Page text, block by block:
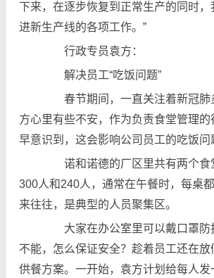
下来，在逐步恢复到正常生产的同时，
进新生产线的各项工作。”
行政专员袁方：
解决员工“吃饭问题”
春节期间，一直关注着新冠肺
方心里有些不安，作为负责食堂管理
早意识到，这会影响公司员工的吃饭问
诺和诺德的厂区里共有两个食
300人和240人，通常在午餐时，每桌
来往往，是典型的人员聚集区。
大家在办公室里可以戴口罩防
不能，怎么保证安全？趁着员工还在放
供餐方案。一开始，袁方计划给每人